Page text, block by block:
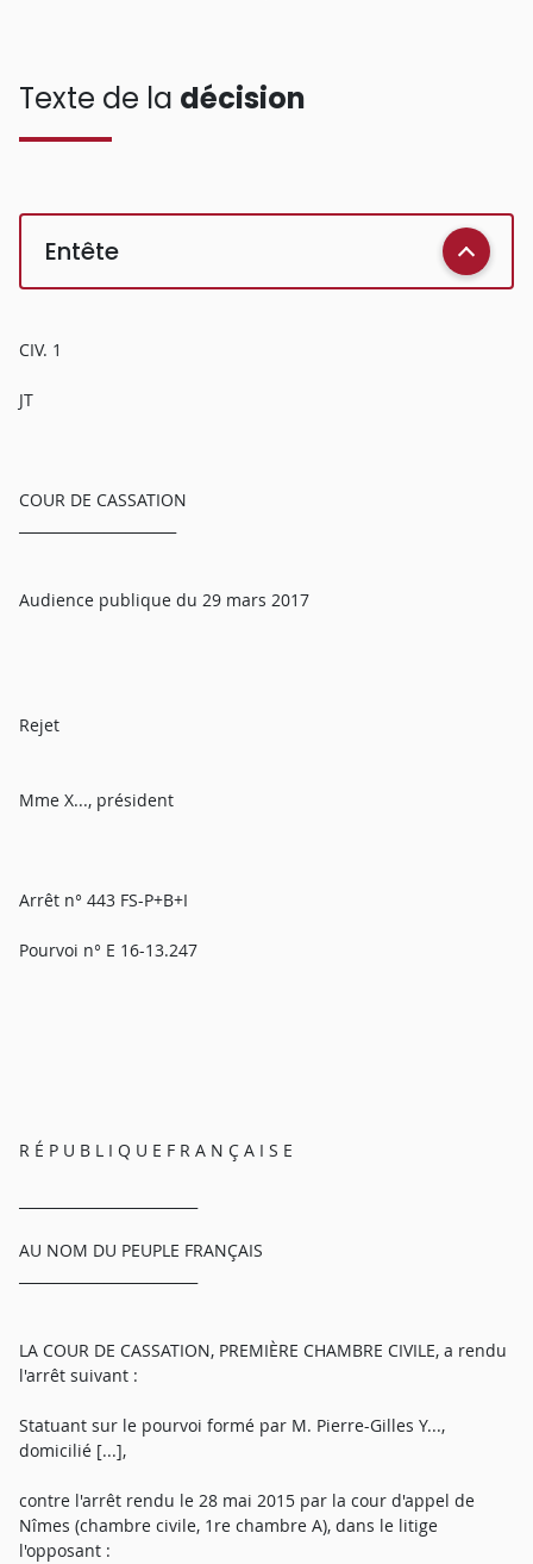
Texte de la décision
Entête
CIV. 1
JT
COUR DE CASSATION
Audience publique du 29 mars 2017
Rejet
Mme X..., président
Arrêt n° 443 FS-P+B+I
Pourvoi n° E 16-13.247
R É P U B L I Q U E F R A N Ç A I S E
AU NOM DU PEUPLE FRANÇAIS
LA COUR DE CASSATION, PREMIÈRE CHAMBRE CIVILE, a rendu
l'arrêt suivant :
Statuant sur le pourvoi formé par M. Pierre-Gilles Y...,
domicilié [...],
contre l'arrêt rendu le 28 mai 2015 par la cour d'appel de
Nîmes (chambre civile, 1re chambre A), dans le litige
l'opposant :